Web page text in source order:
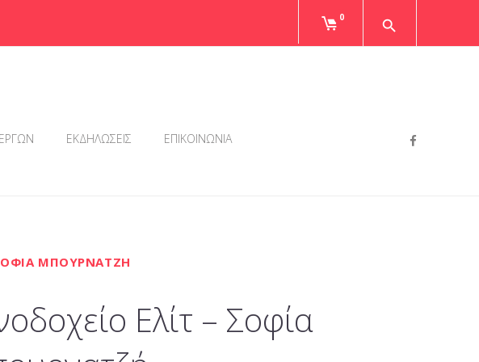
0
ΕΚΔΗΛΩΣΕΙΣ ΕΠΙΚΟΙΝΩΝΙΑ
ΜΠΟΥΡΝΑΤΖΉ
Ελίτ – Σοφία